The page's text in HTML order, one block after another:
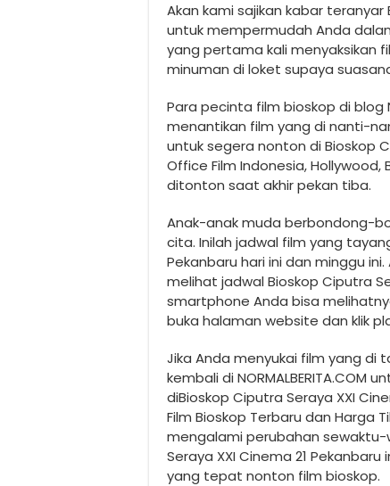
Akan kami sajikan kabar teranyar
untuk mempermudah Anda
yang pertama kali menyaksikan
minuman di loket supaya
Para pecinta film bioskop di blog
menantikan film yang di nanti-
untuk segera nonton di Bioskop
Office Film Indonesia,
ditonton saat akhir pekan tiba.
Anak-anak muda berbondong-
cita. Inilah jadwal film yang
Pekanbaru hari ini dan minggu
melihat jadwal Bioskop Ciputra
smartphone Anda bisa
buka halaman website dan klik
Jika Anda menyukai film yang di
kembali di
diBioskop Ciputra Seraya XXI
Film Bioskop Terbaru dan Harga
mengalami perubahan sewaktu-
Seraya XXI Cinema 21
yang tepat nonton film bioskop.